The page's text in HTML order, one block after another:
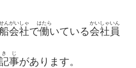
会社
んがいしゃ
で働
はたら
いている会社員
かいしゃいん
き
事
じ
があります。